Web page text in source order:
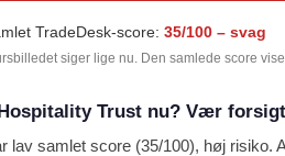
TradeDesk-score: 35/100 – svag
siger lige nu. Den samlede score
Trust nu? Vær
lav samlet score (35/100), høj risiko.